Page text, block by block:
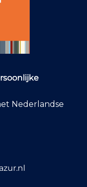
Nederlandse